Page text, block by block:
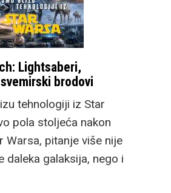
Lightsaberi,
brodovi
tehnologiji iz Star
pola stoljeća nakon
Warsa, pitanje više nije
daleka galaksija, nego i